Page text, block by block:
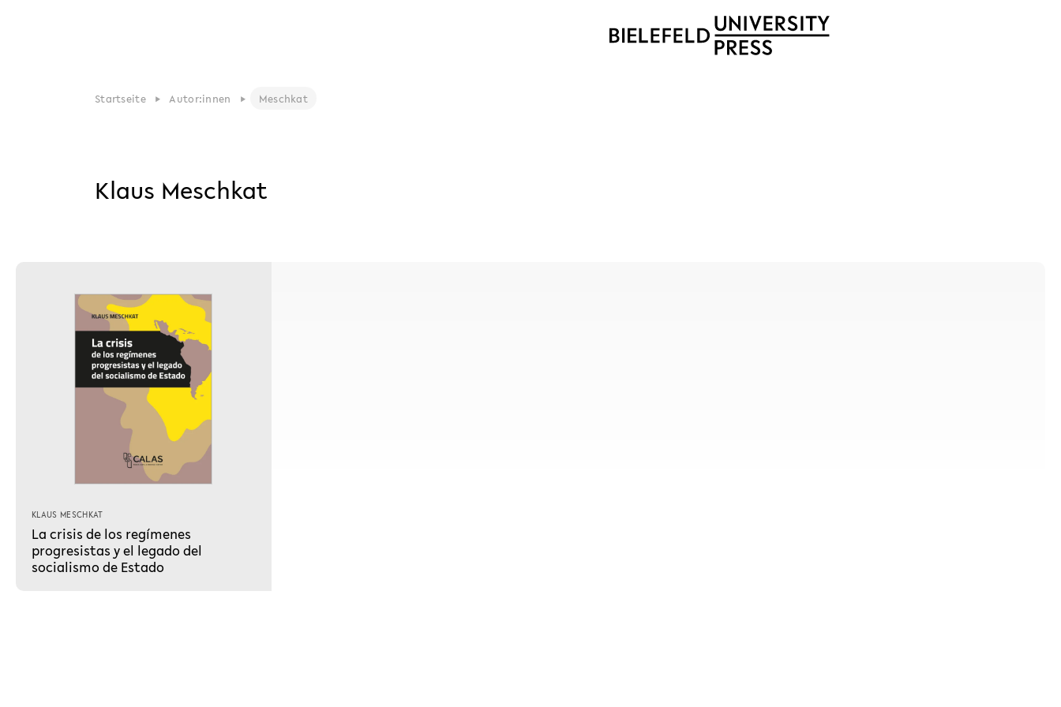
Startseite Autor:innen Meschkat
Klaus Meschkat
KLAUS MESCHKAT
La crisis de los regímenes
progresistas y el legado del
socialismo de Estado